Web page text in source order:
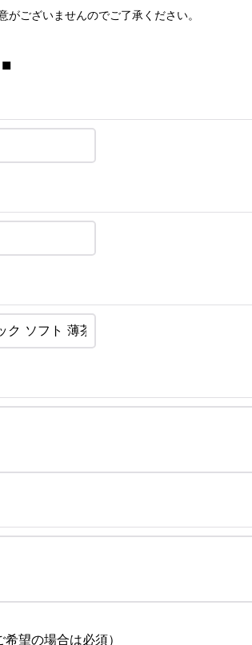
ございませんのでご了承ください。
■
望の場合は必須）